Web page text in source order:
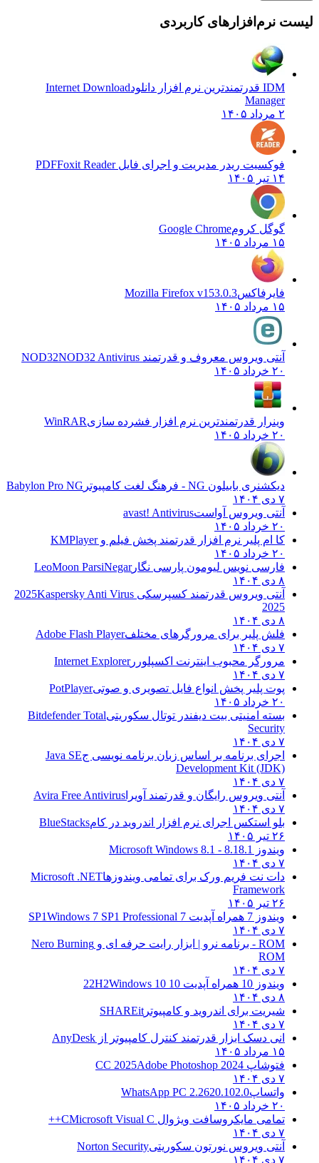
لیست نرم‌افزارهای کاربردی
IDM قدرتمندترین نرم افزار دانلود
Internet Download
Manager
۲ مرداد ۱۴۰۵
فوکسیت ریدر مدیریت و اجرای فایل PDFFoxit Reader
۱۴ تیر ۱۴۰۵
گوگل کرومGoogle Chrome
۱۵ مرداد ۱۴۰۵
فایرفاکسMozilla Firefox v153.0.3
۱۵ مرداد ۱۴۰۵
آنتی ویروس معروف و قدرتمند NOD32 NOD32 Antivirus
۲۰ خرداد ۱۴۰۵
وینرار قدرتمندترین نرم افزار فشرده سازیWinRAR
۲۰ خرداد ۱۴۰۵
دیکشنری بابیلون NG - فرهنگ لغت کامپیوتر
Babylon Pro NG
۷ دی ۱۴۰۴
آنتی ویروس آواستavast! Antivirus
۲۰ خرداد ۱۴۰۵
کا ام پلیر نرم افزار قدرتمند پخش فیلم وKMPlayer
۲۰ خرداد ۱۴۰۵
فارسی نویس لیومون پارسی نگارLeoMoon ParsiNegar
۸ دی ۱۴۰۴
آنتی ویروس قدرتمند کسپرسکی 2025 Kaspersky Anti Virus
2025
۸ دی ۱۴۰۴
فلش پلیر برای مرورگرهای مختلفAdobe Flash Player
۷ دی ۱۴۰۴
مرورگر محبوب اینترنت اکسپلوررInternet Explorer
۷ دی ۱۴۰۴
پوت پلیر پخش انواع فایل تصویری و صوتیPotPlayer
۲۰ خرداد ۱۴۰۵
بسته امنیتی بیت دیفندر توتال سکوریتیBitdefender Total
Security
۷ دی ۱۴۰۴
اجرای برنامه بر اساس زبان برنامه نویسی جJava SE
Development Kit (JDK)
۷ دی ۱۴۰۴
آنتی ویروس رایگان و قدرتمند آویرا Avira Free Antivirus
۷ دی ۱۴۰۴
بلو استکس اجرای نرم افزار اندروید در کامBlueStacks
۲۶ تیر ۱۴۰۵
ویندوز 8.1
8.1 - Microsoft Windows 8.1
۷ دی ۱۴۰۴
دات نت فریم ورک برای تمامی ویندوزهاMicrosoft .NET
Framework
۲۶ تیر ۱۴۰۵
ویندوز 7 همراه آپدیت 7 SP1
Windows 7 SP1 Professional
۷ دی ۱۴۰۴
ROM - برنامه نرو | ابزار رایت حرفه ای و
Nero Burning
ROM
۷ دی ۱۴۰۴
ویندوز 10 همراه آپدیت 10 22H2
Windows 10
۸ دی ۱۴۰۴
شیریت برای اندروید و کامپیوتر SHAREit
۷ دی ۱۴۰۴
انی دسک ابزار قدرتمند کنترل کامپیوتر از AnyDesk
۱۵ مرداد ۱۴۰۵
فتوشاپ CC 2025 Adobe Photoshop 2024
۷ دی ۱۴۰۴
واتساپWhatsApp PC 2.2620.102.0
۲۰ خرداد ۱۴۰۵
تمامی مایکروسافت ویژوال C Microsoft Visual C++
۷ دی ۱۴۰۴
آنتی ویروس نورتون سکوریتیNorton Security
۷ دی ۱۴۰۴